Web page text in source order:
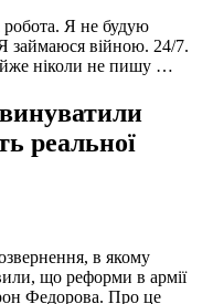
робота. Я не будую
займаюся війною. 24/7.
ніколи не пишу …
реальної
в якому
що реформи в армії
Федорова. Про це